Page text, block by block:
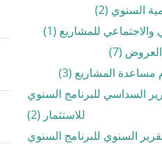
السنوي (2)
والاجتماعي للمشاريع (1)
(7)
مساعدة المشاريع (3)
السداسي للبرنامج السنوي
للاستثمار (2)
السنوي للبرنامج السنوي